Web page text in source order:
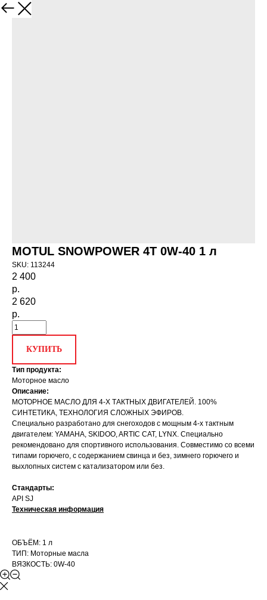
НАЗАД
MOTUL SNOWPOWER 4T 0W-40 1 л
SKU: 113244
2 400
р.
2 620
р.
КУПИТЬ
Тип продукта:
Моторное масло
Описание:
МОТОРНОЕ МАСЛО ДЛЯ 4-Х ТАКТНЫХ ДВИГАТЕЛЕЙ. 100%
СИНТЕТИКА, ТЕХНОЛОГИЯ СЛОЖНЫХ ЭФИРОВ.
Специально разработано для снегоходов с мощным 4-х тактным
двигателем: YAMAHA, SKIDOO, ARTIC CAT, LYNX. Специально
рекомендовано для спортивного использования. Совместимо со всеми
типами горючего, c содержанием свинца и без, зимнего горючего и
выхлопных систем с катализатором или без.
Стандарты:
API SJ
Техническая информация
ОБЪЁМ: 1 л
ТИП: Моторные масла
ВЯЗКОСТЬ: 0W-40